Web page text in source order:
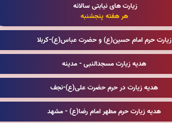
زیارت های نیابتی سالانه
هر هفته پنجشنبه
زیارت حرم امام حسین(ع) و حضرت عباس(ع)-کربلا
هدیه زیارت مسجدالنبی - مدینه
هدیه زیارت در حرم حضرت علی(ع)-نجف
هدیه زیارت حرم مطهر امام رضا(ع) - مشهد
قرائت سوره قدر را تقبل میکنم
قرائت سوره واقعه را تقبل میکنم